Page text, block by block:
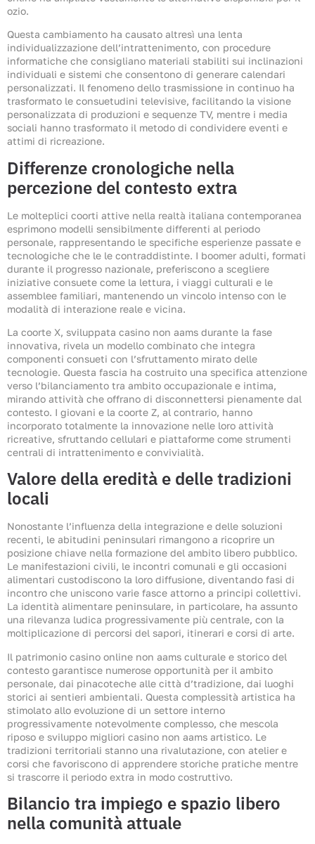
ozio.
Questa cambiamento ha causato altresì una lenta
individualizzazione dell’intrattenimento, con procedure
informatiche che consigliano materiali stabiliti sui inclinazioni
individuali e sistemi che consentono di generare calendari
personalizzati. Il fenomeno dello trasmissione in continuo ha
trasformato le consuetudini televisive, facilitando la visione
personalizzata di produzioni e sequenze TV, mentre i media
sociali hanno trasformato il metodo di condividere eventi e
attimi di ricreazione.
Differenze cronologiche nella
percezione del contesto extra
Le molteplici coorti attive nella realtà italiana contemporanea
esprimono modelli sensibilmente differenti al periodo
personale, rappresentando le specifiche esperienze passate e
tecnologiche che le le contraddistinte. I boomer adulti, formati
durante il progresso nazionale, preferiscono a scegliere
iniziative consuete come la lettura, i viaggi culturali e le
assemblee familiari, mantenendo un vincolo intenso con le
modalità di interazione reale e vicina.
La coorte X, sviluppata casino non aams durante la fase
innovativa, rivela un modello combinato che integra
componenti consueti con l’sfruttamento mirato delle
tecnologie. Questa fascia ha costruito una specifica attenzione
verso l’bilanciamento tra ambito occupazionale e intima,
mirando attività che offrano di disconnettersi pienamente dal
contesto. I giovani e la coorte Z, al contrario, hanno
incorporato totalmente la innovazione nelle loro attività
ricreative, sfruttando cellulari e piattaforme come strumenti
centrali di intrattenimento e convivialità.
Valore della eredità e delle tradizioni
locali
Nonostante l’influenza della integrazione e delle soluzioni
recenti, le abitudini peninsulari rimangono a ricoprire un
posizione chiave nella formazione del ambito libero pubblico.
Le manifestazioni civili, le incontri comunali e gli occasioni
alimentari custodiscono la loro diffusione, diventando fasi di
incontro che uniscono varie fasce attorno a principi collettivi.
La identità alimentare peninsulare, in particolare, ha assunto
una rilevanza ludica progressivamente più centrale, con la
moltiplicazione di percorsi del sapori, itinerari e corsi di arte.
Il patrimonio casino online non aams culturale e storico del
contesto garantisce numerose opportunità per il ambito
personale, dai pinacoteche alle città d’tradizione, dai luoghi
storici ai sentieri ambientali. Questa complessità artistica ha
stimolato allo evoluzione di un settore interno
progressivamente notevolmente complesso, che mescola
riposo e sviluppo migliori casino non aams artistico. Le
tradizioni territoriali stanno una rivalutazione, con atelier e
corsi che favoriscono di apprendere storiche pratiche mentre
si trascorre il periodo extra in modo costruttivo.
Bilancio tra impiego e spazio libero
nella comunità attuale